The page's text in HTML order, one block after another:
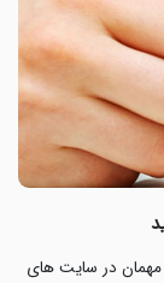
مهمان در سایت های